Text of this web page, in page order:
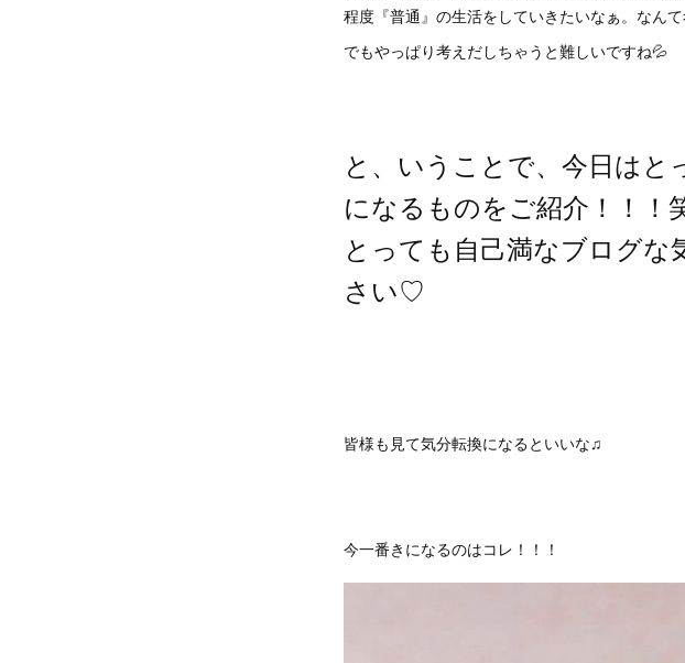
程度『普通』の生活をしていきたいなぁ。なんて
でもやっぱり考えだしちゃうと難しいですね💦
と、いうことで、今日はと
になるものをご紹介！！！
とっても自己満なブログ
さい♡
皆様も見て気分転換になるといいな♫
今一番きになるのはコレ！！！